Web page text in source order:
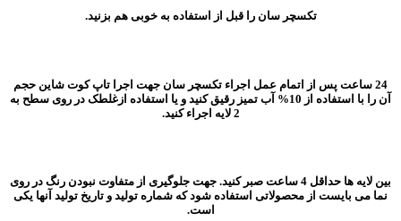
تکسچر سان را قبل از استفاده به خوبی هم بزنید.
24 ساعت پس از اتمام عمل اجراء تکسچر سان جهت اجرا تاپ کوت شاین حجم
آن را با استفاده از 10% آب تمیز رقیق کنید و یا استفاده ازغلطک در روی سطح به
2 لایه اجراء کنید.
بین لایه ها حداقل 4 ساعت صبر کنید. جهت جلوگیری از متفاوت نبودن رنگ در روی
نما می بایست از محصولاتی استفاده شود که شماره تولید و تاریخ تولید آنها یکی
است.